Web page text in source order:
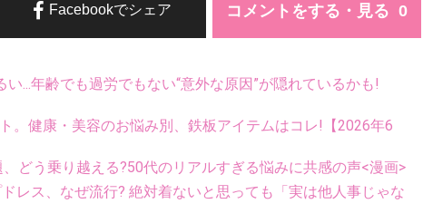
コメントをする・見る
Facebookでシェア
...年齢でも過労でもない“意外な原因”が隠れているかも!
。健康・美容のお悩み別、鉄板アイテムはコレ!【2026年6
どう乗り越える?50代のリアルすぎる悩みに共感の声<漫画>
レス、なぜ流行? 絶対着ないと思っても「実は他人事じゃな